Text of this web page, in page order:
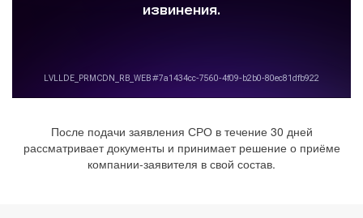
После подачи заявления СРО в течение 30 дней
рассматривает документы и принимает решение о приёме
компании-заявителя в свой состав.